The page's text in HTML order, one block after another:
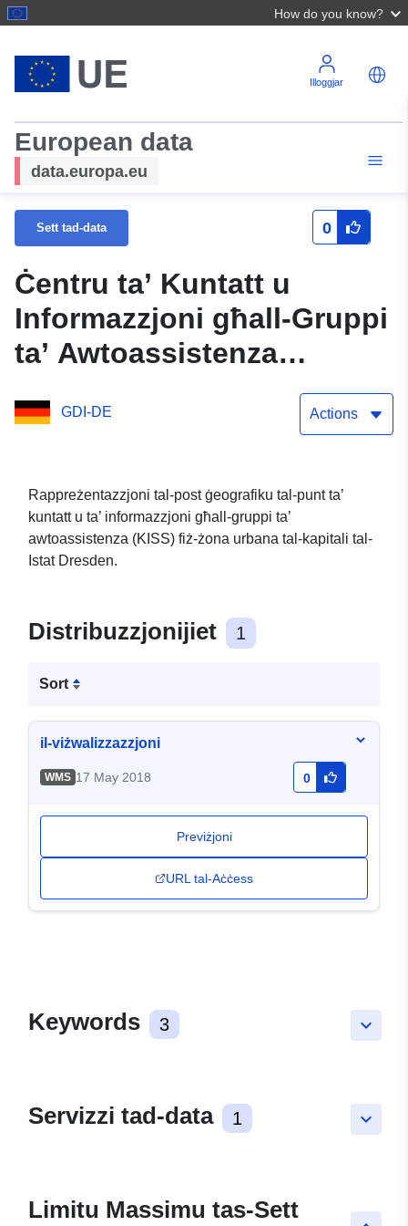
How do you know?
Illoggjar
European data
data.europa.eu
Sett tad-data 0
Ċentru ta’ Kuntatt u
Informazzjoni għall-Gruppi
ta’ Awtoassistenza
GDI-DE Actions
Rappreżentazzjoni tal-post ġeografiku tal-punt ta’
kuntatt u ta’ informazzjoni għall-gruppi ta’
awtoassistenza (KISS) fiż-żona urbana tal-kapitali tal-
Istat Dresden.
Distribuzzjonijiet 1
Sort
il-viżwalizzazzjoni
WMS 17 May 2018 0
Previżjoni
URL tal-Aċċess
keyboard_arrow_down
Keywords 3
keyboard_arrow_down
Servizzi tad-data 1
Limitu Massimu tas-Sett